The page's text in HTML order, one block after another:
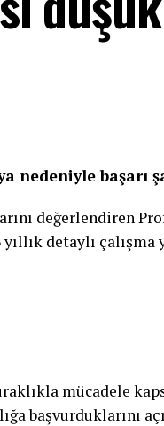
nedeniyle başarı
değerlendiren
detaylı çalışma
mücadele
başvurduklarını